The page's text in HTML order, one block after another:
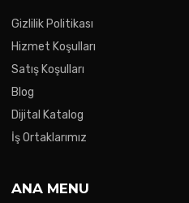
Gizlilik Politikası
Hizmet Koşulları
Satış Koşulları
Blog
Dijital Katalog
İş Ortaklarımız
ANA MENU